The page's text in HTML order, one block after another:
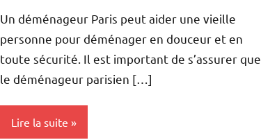
Un déménageur Paris peut aider une vieille
personne pour déménager en douceur et en
toute sécurité. Il est important de s’assurer que
le déménageur parisien […]
Lire la suite